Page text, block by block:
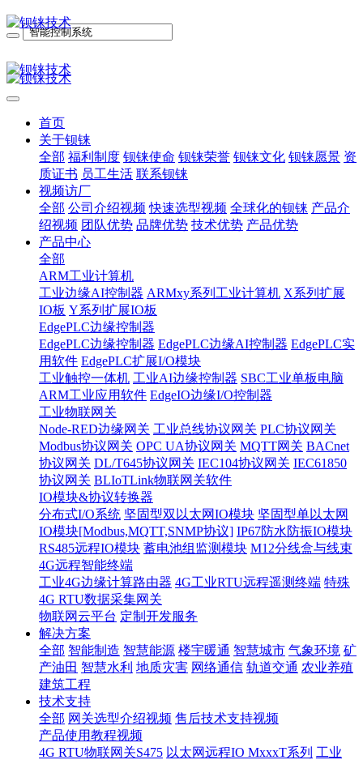
首页
关于钡铼
全部 福利制度 钡铼使命 钡铼荣誉 钡铼文化 钡铼愿景 资
质证书 员工生活 联系钡铼
视频访厂
全部 公司介绍视频 快速选型视频 全球化的钡铼 产品介
绍视频 团队优势 品牌优势 技术优势 产品优势
产品中心
全部
ARM工业计算机
工业边缘AI控制器 ARMxy系列工业计算机 X系列扩展
IO板 Y系列扩展IO板
EdgePLC边缘控制器
EdgePLC边缘控制器 EdgePLC边缘AI控制器 EdgePLC实
用软件 EdgePLC扩展I/O模块
工业触控一体机 工业AI边缘控制器 SBC工业单板电脑
ARM工业应用软件 EdgeIO边缘I/O控制器
工业物联网关
Node-RED边缘网关 工业总线协议网关 PLC协议网关
Modbus协议网关 OPC UA协议网关 MQTT网关 BACnet
协议网关 DL/T645协议网关 IEC104协议网关 IEC61850
协议网关 BLIoTLink物联网关软件
IO模块&协议转换器
分布式I/O系统 坚固型双以太网IO模块 坚固型单以太网
IO模块[Modbus,MQTT,SNMP协议] IP67防水防振IO模块
RS485远程IO模块 蓄电池组监测模块 M12分线盒与线束
4G远程智能终端
工业4G边缘计算路由器 4G工业RTU远程遥测终端 特殊
4G RTU数据采集网关
物联网云平台 定制开发服务
解决方案
全部 智能制造 智慧能源 楼宇暖通 智慧城市 气象环境 矿
产油田 智慧水利 地质灾害 网络通信 轨道交通 农业养殖
建筑工程
技术支持
全部 网关选型介绍视频 售后技术支持视频
产品使用教程视频
4G RTU物联网关S475 以太网远程IO MxxxT系列 工业